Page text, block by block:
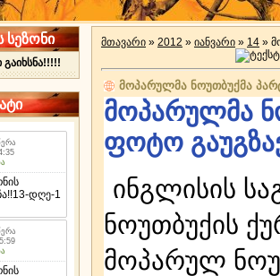
სეზონი მთავარი » 2012 » იანვარი » 14 »
მოპარულმა ნოუთბუქმა
მოპარულმა
ფოტო
ინგლისის
ნოუთბუქის
მოპარულ